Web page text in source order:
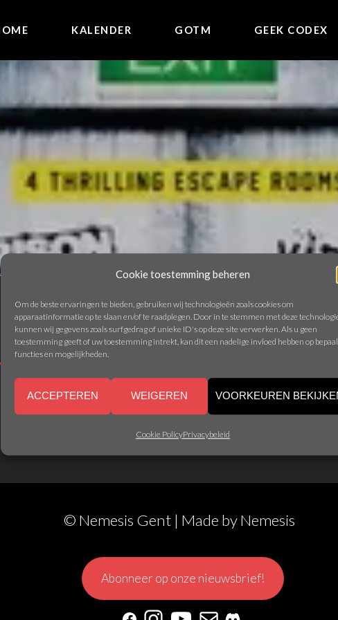
Cookie toestemming beheren
Om de beste ervaringen te bieden, gebruiken wij technologieën zoals cookies om
apparaatinformatie op te slaan en/of te raadplegen. Door in te stemmen met deze
kunnen wij gegevens zoals surfgedrag of unieke ID's op deze site verwerken. Als u geen
toestemming geeft of uw toestemming intrekt, kan dit een nadelige invloed hebben op
functies en mogelijkheden.
ACCEPTEREN WEIGEREN VOORKEUREN
Cookie PolicyPrivacybeleid
KALENDER GOTM GEEK CODEX
GAME
© Nemesis Gent | Made byNemesis
Abonneer op onze nieuwsbrief!